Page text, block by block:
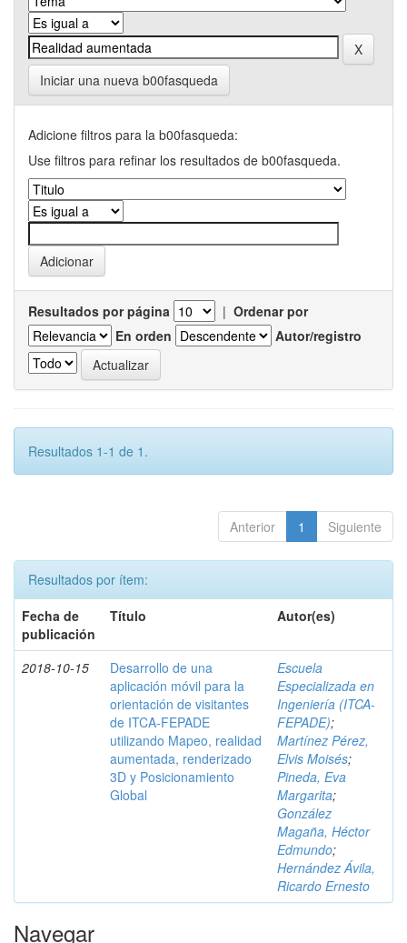
Iniciar una nueva b00fasqueda
Adicione filtros para la b00fasqueda:
Use filtros para refinar los resultados de b00fasqueda.
Resultados por página | Ordenar por
En orden
Autor/registro
Resultados 1-1 de 1.
Anterior 1 Siguiente
Resultados por ítem:
Fecha de
publicación
Título Autor(es)
2018-10-15
Desarrollo de una
aplicación móvil para la
orientación de visitantes
de ITCA-FEPADE
utilizando Mapeo, realidad
aumentada, renderizado
3D y Posicionamiento
Global
Escuela
Especializada en
Ingeniería (ITCA-
FEPADE);
Martínez Pérez,
Elvis Moisés;
Pineda, Eva
Margarita;
González
Magaña, Héctor
Edmundo;
Hernández Ávila,
Ricardo Ernesto
Navegar